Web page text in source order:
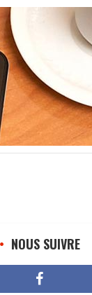
NOUS SUIVRE